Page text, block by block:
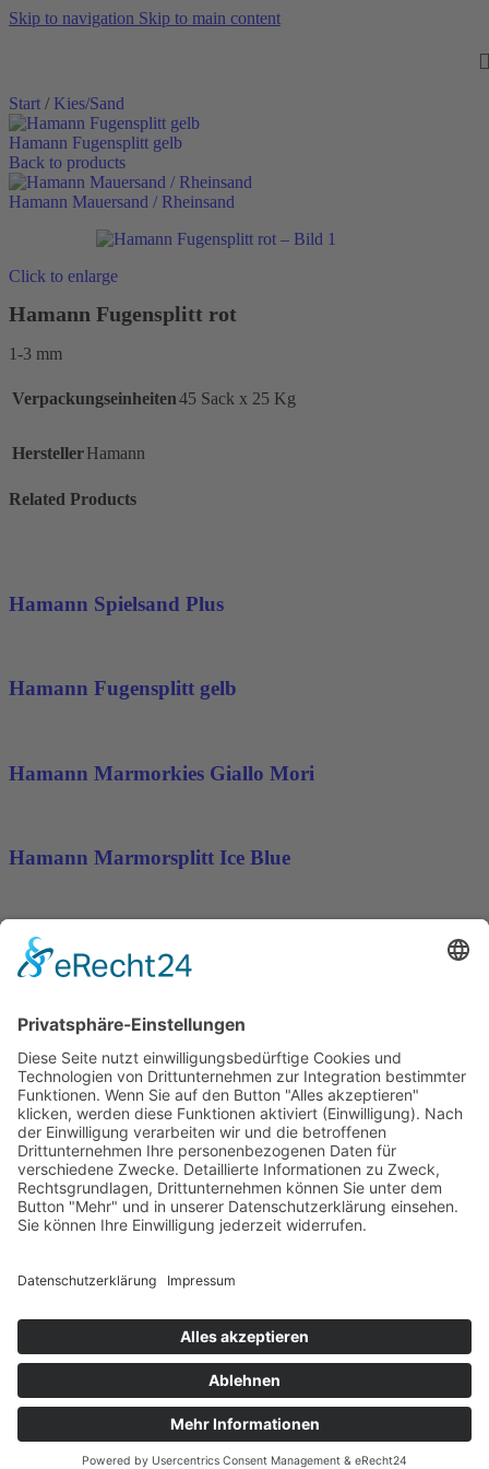
Skip to navigation Skip to main content
Start / Kies/Sand
Hamann Fugensplitt gelb
Back to products
Hamann Mauersand / Rheinsand
Click to enlarge
Hamann Fugensplitt rot
1-3 mm
Verpackungseinheiten45 Sack x 25 Kg
HerstellerHamann
Related Products
Hamann Spielsand Plus
Hamann Fugensplitt gelb
Hamann Marmorkies Giallo Mori
Hamann Marmorsplitt Ice Blue
Hamann Marmorsplitt Norwegian Pink
Hamann Quarzsand wäschefeucht
Impressum
Datenschutzerklärung
AGB
© Erden-Lensing 2024 |Wittstockdesign
Search
Startseite
Produkte
Rinden
Dünger
Wintergüter
Rohstoffe
Kontakt & Anfragen